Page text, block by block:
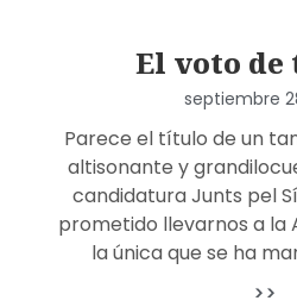
El voto de
septiembre
Parece el título de un
altisonante y
candidatura Junts pel
prometido llevarnos a la
la única que se ha
>>